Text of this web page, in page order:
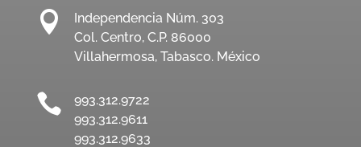

Independencia Núm. 303
Col. Centro, C.P. 86000
Villahermosa, Tabasco. México

993.312.9722
993.312.9611
993.312.9633